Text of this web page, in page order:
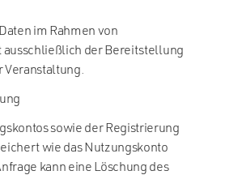
im Rahmen von
ausschließlich der Bereitstellung
Veranstaltung.
sowie der Registrierung
wie das Nutzungskonto
kann eine Löschung des